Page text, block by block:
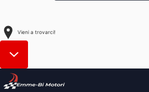
Vieni a trovarci!